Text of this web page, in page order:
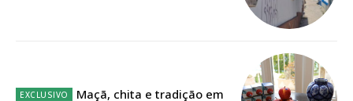
Maçã, chita e tradição em